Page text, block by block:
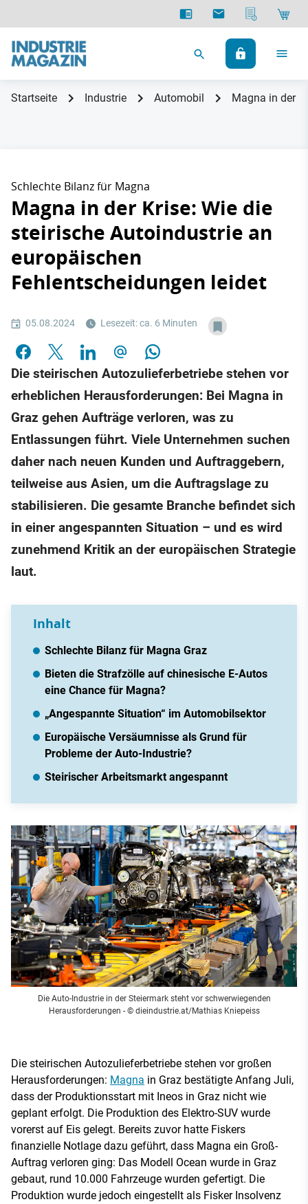
Startseite Industrie Automobil Magna in der
Schlechte Bilanz für Magna
Magna in der Krise: Wie die
steirische Autoindustrie an
europäischen
Fehlentscheidungen leidet
05.08.2024 Lesezeit: ca. 6 Minuten
Die steirischen Autozulieferbetriebe stehen vor
erheblichen Herausforderungen: Bei Magna in
Graz gehen Aufträge verloren, was zu
Entlassungen führt. Viele Unternehmen suchen
daher nach neuen Kunden und Auftraggebern,
teilweise aus Asien, um die Auftragslage zu
stabilisieren. Die gesamte Branche befindet sich
in einer angespannten Situation – und es wird
zunehmend Kritik an der europäischen Strategie
laut.
Inhalt
Schlechte Bilanz für Magna Graz
Bieten die Strafzölle auf chinesische E-Autos
eine Chance für Magna?
„Angespannte Situation“ im Automobilsektor
Europäische Versäumnisse als Grund für
Probleme der Auto-Industrie?
Steirischer Arbeitsmarkt angespannt
Die Auto-Industrie in der Steiermark steht vor schwerwiegenden
Herausforderungen - © dieindustrie.at/Mathias Kniepeiss
Die steirischen Autozulieferbetriebe stehen vor großen
Herausforderungen: Magna in Graz bestätigte Anfang Juli,
dass der Produktionsstart mit Ineos in Graz nicht wie
geplant erfolgt. Die Produktion des Elektro-SUV wurde
vorerst auf Eis gelegt. Bereits zuvor hatte Fiskers
finanzielle Notlage dazu geführt, dass Magna ein Groß-
Auftrag verloren ging: Das Modell Ocean wurde in Graz
gebaut, rund 10.000 Fahrzeuge wurden gefertigt. Die
Produktion wurde jedoch eingestellt als Fisker Insolvenz